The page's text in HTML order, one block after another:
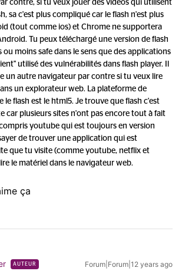
contre, si tu veux jouer des vidéos qui utilisent
sa c'est plus compliqué car le flash n'est plus
(tout comme ios) et Chrome ne supportera
Tu peux téléchargé une version de flash
ou moins safe dans le sens que des applications
utilisé des vulnérabilités dans flash player. Il
un autre navigateur par contre si tu veux lire
un explorateur web. La plateforme de
le flash est le html5. Je trouve que flash c'est
car plusieurs sites n'ont pas encore tout à fait
youtube qui est toujours en version
de trouver une application qui est
que tu visite (comme youtube, netflix et
le matériel dans le navigateur web.
ça
AUTEUR Forum|Forum|12 years ago